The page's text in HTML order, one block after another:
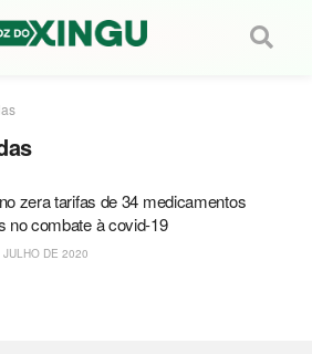
zera tarifas de 34 medicamentos
no combate à covid-19
JULHO DE 2020